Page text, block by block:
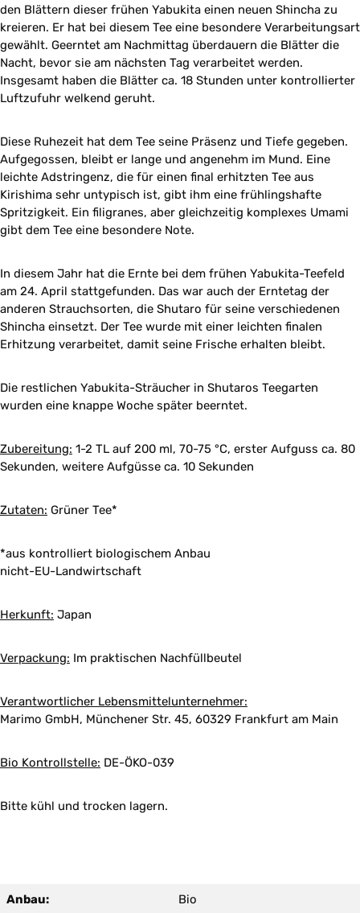
den Blättern dieser frühen Yabukita einen neuen Shincha zu
kreieren. Er hat bei diesem Tee eine besondere Verarbeitungsart
gewählt. Geerntet am Nachmittag überdauern die Blätter die
Nacht, bevor sie am nächsten Tag verarbeitet werden.
Insgesamt haben die Blätter ca. 18 Stunden unter kontrollierter
Luftzufuhr welkend geruht.
Diese Ruhezeit hat dem Tee seine Präsenz und Tiefe gegeben.
Aufgegossen, bleibt er lange und angenehm im Mund. Eine
leichte Adstringenz, die für einen final erhitzten Tee aus
Kirishima sehr untypisch ist, gibt ihm eine frühlingshafte
Spritzigkeit. Ein filigranes, aber gleichzeitig komplexes Umami
gibt dem Tee eine besondere Note.
In diesem Jahr hat die Ernte bei dem frühen Yabukita-Teefeld
am 24. April stattgefunden. Das war auch der Erntetag der
anderen Strauchsorten, die Shutaro für seine verschiedenen
Shincha einsetzt. Der Tee wurde mit einer leichten finalen
Erhitzung verarbeitet, damit seine Frische erhalten bleibt.
Die restlichen Yabukita-Sträucher in Shutaros Teegarten
wurden eine knappe Woche später beerntet.
Zubereitung: 1-2 TL auf 200 ml, 70-75 °C, erster Aufguss ca. 80
Sekunden, weitere Aufgüsse ca. 10 Sekunden
Zutaten: Grüner Tee*
*aus kontrolliert biologischem Anbau
nicht-EU-Landwirtschaft
Herkunft: Japan
Verpackung: Im praktischen Nachfüllbeutel
Verantwortlicher Lebensmittelunternehmer:
Marimo GmbH, Münchener Str. 45, 60329 Frankfurt am Main
Bio Kontrollstelle: DE-ÖKO-039
Bitte kühl und trocken lagern.
Anbau: Bio